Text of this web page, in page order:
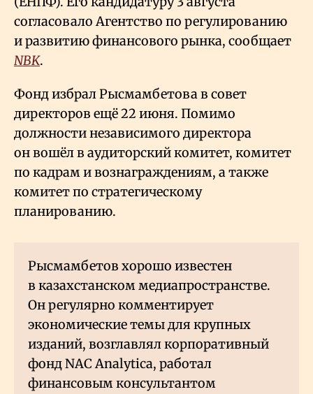
согласовало Агентство по регулированию
и развитию финансового рынка, сообщает
NBK.
Фонд избрал Рысмамбетова в совет
директоров ещё 22 июня. Помимо
должности независимого директора
он вошёл в аудиторский комитет, комитет
по кадрам и вознаграждениям, а также
комитет по стратегическому
планированию.
Рысмамбетов хорошо известен
в казахстанском медиапространстве.
Он регулярно комментирует
экономические темы для крупных
изданий, возглавлял корпоративный
фонд NAC Analytica, работал
финансовым консультантом